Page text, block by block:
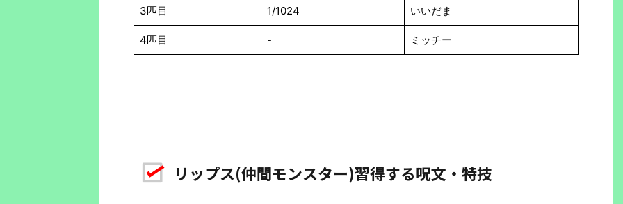
3匹目 1/1024 いいだま
4匹目 - ミッチー
リップス(仲間モンスター)習得する呪文・特技